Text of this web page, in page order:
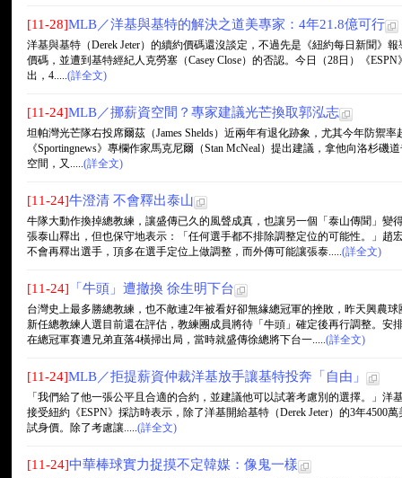
[11-28]MLB／洋基與基特的解決之道美專家：4年21.8億可行
洋基與基特（Derek Jeter）的續約價碼還沒談定，不過先是《紐約每日新聞》
價碼，並遭到基特經紀人克勞塞（Casey Close）的否認。今日（28日）《
出，4.....(詳全文)
[11-24]MLB／挪薪資空間？專家建議光芒換取郭泓志
坦帕灣光芒隊右投席爾茲（James Shelds）近兩年有退化跡象，尤其今年防禦
《Sportingnews》專欄作家馬克尼爾（Stan McNeal）提出建議，拿他向洛杉磯
空間，又.....(詳全文)
[11-24]牛澄清 不會釋出泰山
牛隊大動作換掉總教練，讓盛傳已久的風聲成真，也讓另一個「泰山傳聞」變
張泰山釋出，但也保守地表示：「任何選手都不排除調整定位的可能性。」趙
不會再釋出選手，頂多在選手定位上做調整，而外傳可能讓張泰.....(詳全文)
[11-24] 「牛頭」遭撤換 徐生明下台
台灣史上最多勝總教練，也不敵連2年被看好卻無緣總冠軍的挫敗，昨天興農
新任總教練人選目前還在評估，教練團成員將待「牛頭」確定後再行調整。安
在總冠軍賽遭兄弟直落4橫掃出局，當時就盛傳徐總將下台一.....(詳全文)
[11-24]MLB／拒提薪資仲裁洋基放手讓基特投奔「自由」
「我們給了他一張公平且合適的合約，並建議他可以試著考慮別的選擇。」洋
接受紐約《ESPN》採訪時表示，除了洋基開給基特（Derek Jeter）的3年4500
試身價。除了考慮讓.....(詳全文)
[11-24]中華棒球實力捉摸不定韓媒：像鬼一樣